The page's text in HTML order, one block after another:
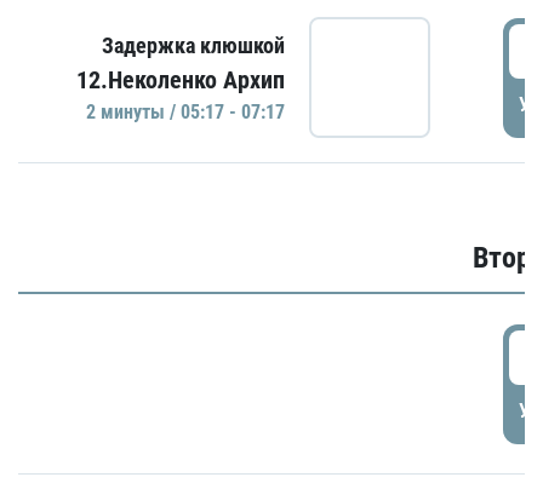
Задержка клюшкой
12.Неколенко Архип
2 минуты / 05:17 - 07:17